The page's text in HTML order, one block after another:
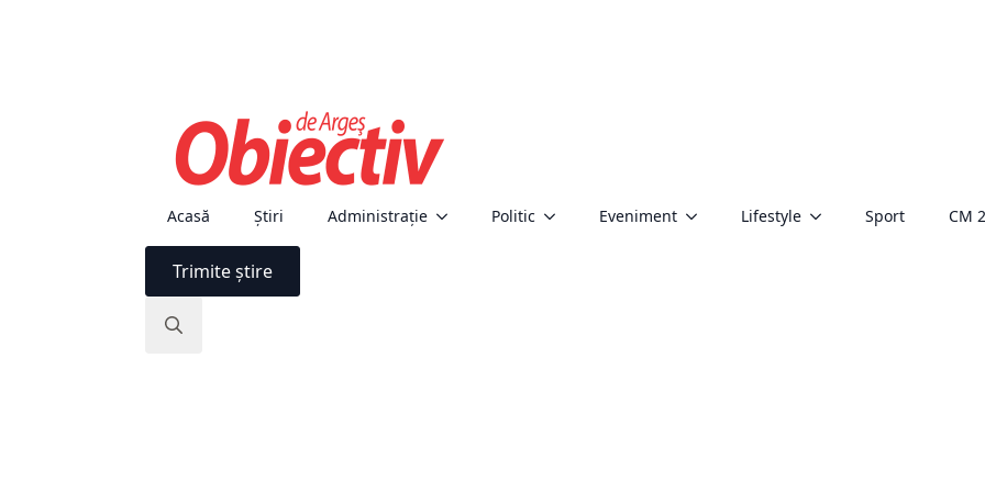
Acasă Știri Administraţie Politic Eveniment Lifestyle Sport CM
Trimite știre